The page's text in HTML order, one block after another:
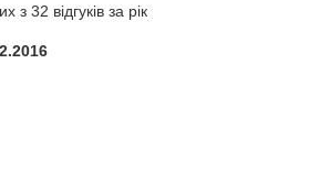
з 32 відгуків за рік